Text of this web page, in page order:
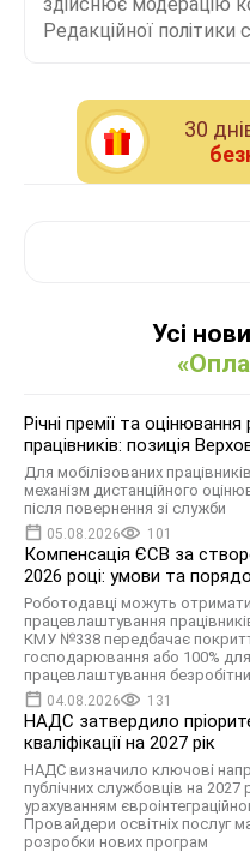
Редакційної політики
30
Усі
Річні премії та оцінювання
працівників: позиція
Для мобілізованих
механізм дистанційного
після повернення зі служби
05.08.2026 101
Компенсація ЄСВ за
2026 році: умови та
Роботодавці можуть
працевлаштування
КМУ №338 передбачає
господарювання або 100%
працевлаштування
04.08.2026 131
НАДС затвердило
кваліфікації на 2027 рік
НАДС визначило ключові
публічних службовців на 2027
урахуванням
Провайдери освітніх послуг
розробки нових програм